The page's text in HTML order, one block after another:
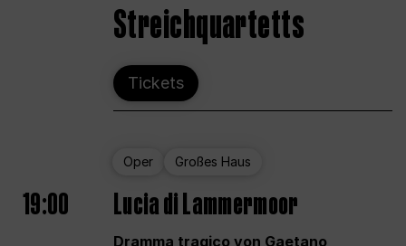
Streichquartetts
Tickets
Oper Großes Haus
19:00 Lucia di Lammermoor
Dramma tragico von Gaetano